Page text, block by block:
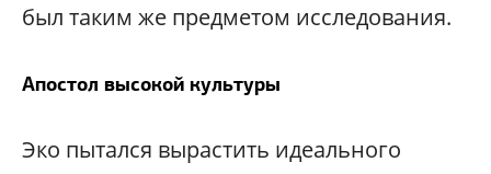
был таким же предметом исследования.
Апостол высокой культуры
Эко пытался вырастить идеального